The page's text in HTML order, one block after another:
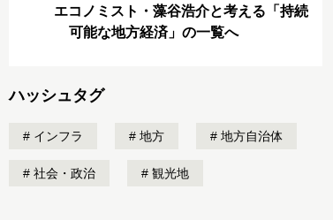
エコノミスト・藻谷浩介と考える「持続
可能な地方経済」の一覧へ
ハッシュタグ
インフラ 地方 地方自治体
社会・政治 観光地